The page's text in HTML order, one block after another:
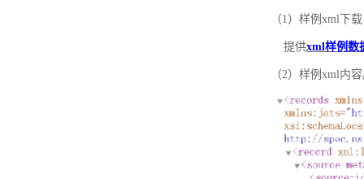
（1）样例xml下载
提供xml样例数
（2）样例xml内